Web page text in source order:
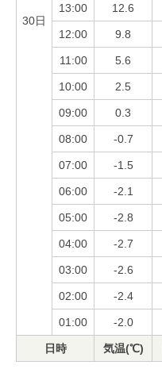
30日
13:00 12.6
12:00 9.8
11:00 5.6
10:00 2.5
09:00 0.3
08:00 -0.7
07:00 -1.5
06:00 -2.1
05:00 -2.8
04:00 -2.7
03:00 -2.6
02:00 -2.4
01:00 -2.0
日時 気温(℃)